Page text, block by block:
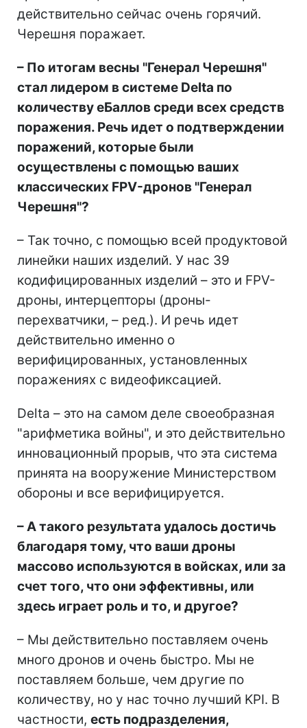
действительно сейчас очень горячий.
Черешня поражает.
– По итогам весны "Генерал Черешня"
стал лидером в системе Delta по
количеству еБаллов среди всех средств
поражения. Речь идет о подтверждении
поражений, которые были
осуществлены с помощью ваших
классических FPV-дронов "Генерал
Черешня"?
– Так точно, с помощью всей продуктовой
линейки наших изделий. У нас 39
кодифицированных изделий – это и FPV-
дроны, интерцепторы (дроны-
перехватчики, – ред.). И речь идет
действительно именно о
верифицированных, установленных
поражениях с видеофиксацией.
Delta – это на самом деле своеобразная
"арифметика войны", и это действительно
инновационный прорыв, что эта система
принята на вооружение Министерством
обороны и все верифицируется.
– А такого результата удалось достичь
благодаря тому, что ваши дроны
массово используются в войсках, или за
счет того, что они эффективны, или
здесь играет роль и то, и другое?
– Мы действительно поставляем очень
много дронов и очень быстро. Мы не
поставляем больше, чем другие по
количеству, но у нас точно лучший KPI. В
частности, есть подразделения,